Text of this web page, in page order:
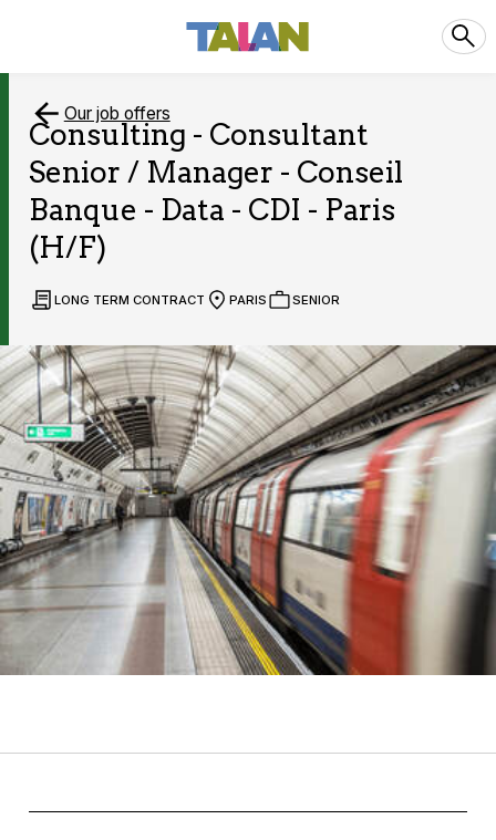
Our job offers
Consulting - Consultant
Senior / Manager - Conseil
Banque - Data - CDI - Paris
(H/F)
LONG TERM CONTRACT PARIS SENIOR